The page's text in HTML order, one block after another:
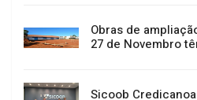
Obras de
27 de Novembro
Sicoob